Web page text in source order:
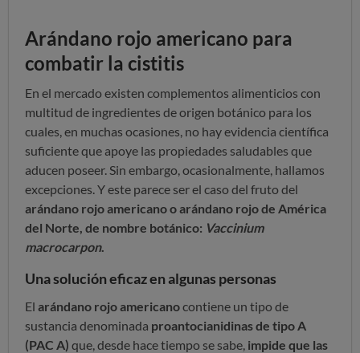
Arándano rojo americano para
combatir la cistitis
En el mercado existen complementos alimenticios con
multitud de ingredientes de origen botánico para los
cuales, en muchas ocasiones, no hay evidencia científica
suficiente que apoye las propiedades saludables que
aducen poseer. Sin embargo, ocasionalmente, hallamos
excepciones. Y este parece ser el caso del fruto del
arándano rojo americano o arándano rojo de América
del Norte, de nombre botánico: Vaccinium
macrocarpon.
Una solución eficaz en algunas personas
El arándano rojo americanocontiene un tipo de
sustancia denominada proantocianidinas de tipo A
(PAC A) que, desde hace tiempo se sabe, impide que las